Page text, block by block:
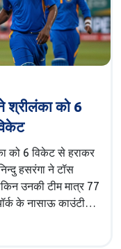
श्रीलंका को 6
को 6 विकेट से हराकर
हसरंगा ने टॉस
उनकी टीम मात्र 77
के नासाऊ काउंटी
आयरलैंड और
अफ्रीका ने उच्च